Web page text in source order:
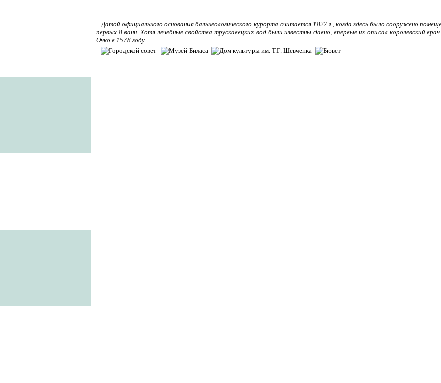
Датой официального основания бальнеологического курорта считается 1827 г., когда здесь было сооружено
первых 8 ванн. Хотя лечебные свойства трускавецких вод были известны давно, впервые их описал королевский
Очко в 1578 году.